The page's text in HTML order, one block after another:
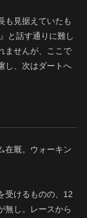
見据えていたも
と話す通りに難し
ませんが、ここで
し、次はダートへ
在厩。ウォーキン
受けるものの、12
無し。レースから